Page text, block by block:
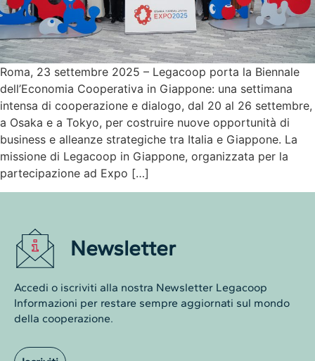
Roma, 23 settembre 2025 – Legacoop porta la Biennale
dell’Economia Cooperativa in Giappone: una settimana
intensa di cooperazione e dialogo, dal 20 al 26 settembre,
a Osaka e a Tokyo, per costruire nuove opportunità di
business e alleanze strategiche tra Italia e Giappone. La
missione di Legacoop in Giappone, organizzata per la
partecipazione ad Expo […]
Newsletter
Accedi o iscriviti alla nostra Newsletter Legacoop
Informazioni per restare sempre aggiornati sul mondo
della cooperazione.